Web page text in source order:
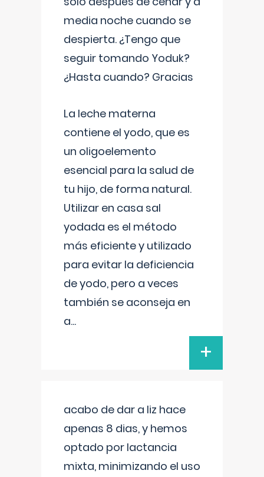
media noche cuando se
despierta. ¿Tengo que
seguir tomando Yoduk?
¿Hasta cuando? Gracias
La leche materna
contiene el yodo, que es
un oligoelemento
esencial para la salud de
tu hijo, de forma natural.
Utilizar en casa sal
yodada es el método
más eficiente y utilizado
para evitar la deficiencia
de yodo, pero a veces
también se aconseja en
a...
+
acabo de dar a liz hace
apenas 8 dias, y hemos
optado por lactancia
mixta, minimizando el uso